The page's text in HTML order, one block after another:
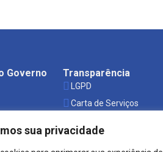
sua privacidade
Governo Transparência
LGPD
Carta de Serviços